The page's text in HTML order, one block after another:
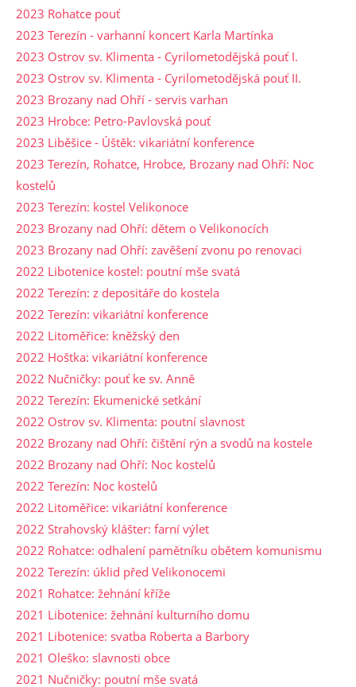
2023 Rohatce pouť
2023 Terezín - varhanní koncert Karla Martínka
2023 Ostrov sv. Klimenta - Cyrilometodějská pouť I.
2023 Ostrov sv. Klimenta - Cyrilometodějská pouť II.
2023 Brozany nad Ohří - servis varhan
2023 Hrobce: Petro-Pavlovská pouť
2023 Liběšice - Úštěk: vikariátní konference
2023 Terezín, Rohatce, Hrobce, Brozany nad Ohří: Noc
kostelů
2023 Terezín: kostel Velikonoce
2023 Brozany nad Ohří: dětem o Velikonocích
2023 Brozany nad Ohří: zavěšení zvonu po renovaci
2022 Libotenice kostel: poutní mše svatá
2022 Terezín: z depositáře do kostela
2022 Terezín: vikariátní konference
2022 Litoměřice: kněžský den
2022 Hoštka: vikariátní konference
2022 Nučničky: pouť ke sv. Anně
2022 Terezín: Ekumenické setkání
2022 Ostrov sv. Klimenta: poutní slavnost
2022 Brozany nad Ohří: čištění rýn a svodů na kostele
2022 Brozany nad Ohří: Noc kostelů
2022 Terezín: Noc kostelů
2022 Litoměřice: vikariátní konference
2022 Strahovský klášter: farní výlet
2022 Rohatce: odhalení pamětníku obětem komunismu
2022 Terezín: úklid před Velikonocemi
2021 Rohatce: žehnání kříže
2021 Libotenice: žehnání kulturního domu
2021 Libotenice: svatba Roberta a Barbory
2021 Oleško: slavnosti obce
2021 Nučničky: poutní mše svatá